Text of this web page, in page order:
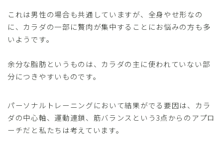
これは男性の場合も共通していますが、全身やせ形なの
に、カラダの一部に贅肉が集中することにお悩みの方も多
いようです。
余分な脂肪というものは、カラダの主に使われていない部
分につきやすいものです。
パーソナルトレーニングにおいて結果がでる要因は、カラ
ダの中心軸、運動連鎖、筋バランスという3点からのアプロ
ーチだと私たちは考えています。